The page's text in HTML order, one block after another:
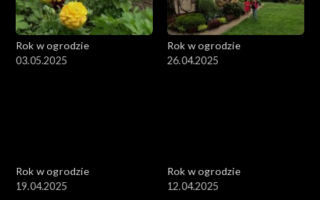
Rok w ogrodzie
03.05.2025
Rok w ogrodzie
26.04.2025
Rok w ogrodzie
19.04.2025
Rok w ogrodzie
12.04.2025